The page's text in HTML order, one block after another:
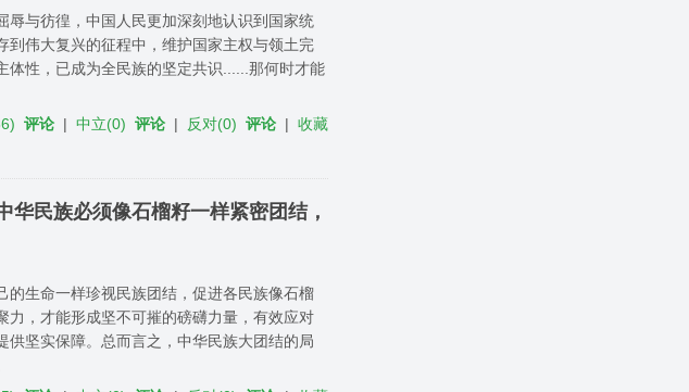
与彷徨，中国人民更加深刻地认识到国家统
伟大复兴的征程中，维护国家主权与领土完
性，已成为全民族的坚定共识......那何时才能
) 评论 |中立(0) 评论 | 反对(0) 评论 |收藏
民族必须像石榴籽一样紧密团结，
生命一样珍视民族团结，促进各民族像石榴
力，才能形成坚不可摧的磅礴力量，有效应对
坚实保障。总而言之，中华民族大团结的局